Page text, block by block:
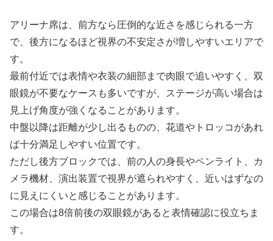
アリーナ席は、前方なら圧倒的な近さを感じられる一方
で、後方になるほど視界の不安定さが増しやすいエリアで
す。
最前付近では表情や衣装の細部まで肉眼で追いやすく、双
眼鏡が不要なケースも多いですが、ステージが高い場合は
見上げ角度が強くなることがあります。
中盤以降は距離が少し出るものの、花道やトロッコがあれ
ば十分満足しやすい位置です。
ただし後方ブロックでは、前の人の身長やペンライト、カ
メラ機材、演出装置で視界が遮られやすく、近いはずなの
に見えにくいと感じることがあります。
この場合は8倍前後の双眼鏡があると表情確認に役立ちま
す。